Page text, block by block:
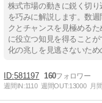
株式市場の動きに鋭く切
を巧みに解説します。数
クとチャンスを見極める
に役立つ知見を得ること
化の兆しを見逃さないため
581197 160
週間IN:1110 週間OUT:13000 月